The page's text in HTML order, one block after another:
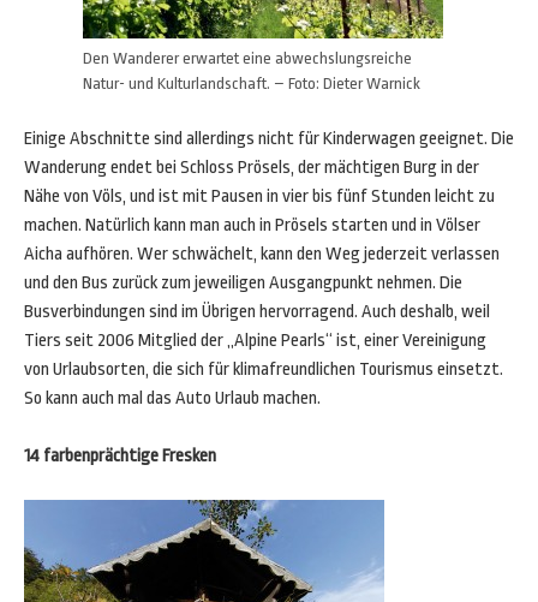
Den Wanderer erwartet eine abwechslungsreiche
Natur- und Kulturlandschaft. – Foto: Dieter Warnick
Einige Abschnitte sind allerdings nicht für Kinderwagen geeignet. Die
Wanderung endet bei Schloss Prösels, der mächtigen Burg in der
Nähe von Völs, und ist mit Pausen in vier bis fünf Stunden leicht zu
machen. Natürlich kann man auch in Prösels starten und in Völser
Aicha aufhören. Wer schwächelt, kann den Weg jederzeit verlassen
und den Bus zurück zum jeweiligen Ausgangpunkt nehmen. Die
Busverbindungen sind im Übrigen hervorragend. Auch deshalb, weil
Tiers seit 2006 Mitglied der „Alpine Pearls“ ist, einer Vereinigung
von Urlaubsorten, die sich für klimafreundlichen Tourismus einsetzt.
So kann auch mal das Auto Urlaub machen.
14 farbenprächtige Fresken